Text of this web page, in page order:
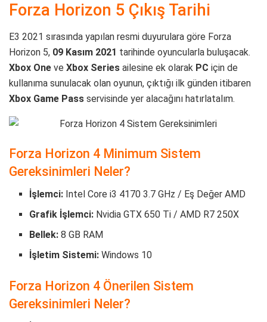
Forza Horizon 5 Çıkış Tarihi
E3 2021 sırasında yapılan resmi duyurulara göre Forza
Horizon 5, 09 Kasım 2021 tarihinde oyuncularla buluşacak.
Xbox One ve Xbox Series ailesine ek olarak PC için de
kullanıma sunulacak olan oyunun, çıktığı ilk günden itibaren
Xbox Game Pass servisinde yer alacağını hatırlatalım.
Forza Horizon 4 Minimum Sistem
Gereksinimleri Neler?
İşlemci: Intel Core i3 4170 3.7 GHz / Eş Değer AMD
Grafik İşlemci: Nvidia GTX 650 Ti / AMD R7 250X
Bellek: 8 GB RAM
İşletim Sistemi: Windows 10
Forza Horizon 4 Önerilen Sistem
Gereksinimleri Neler?